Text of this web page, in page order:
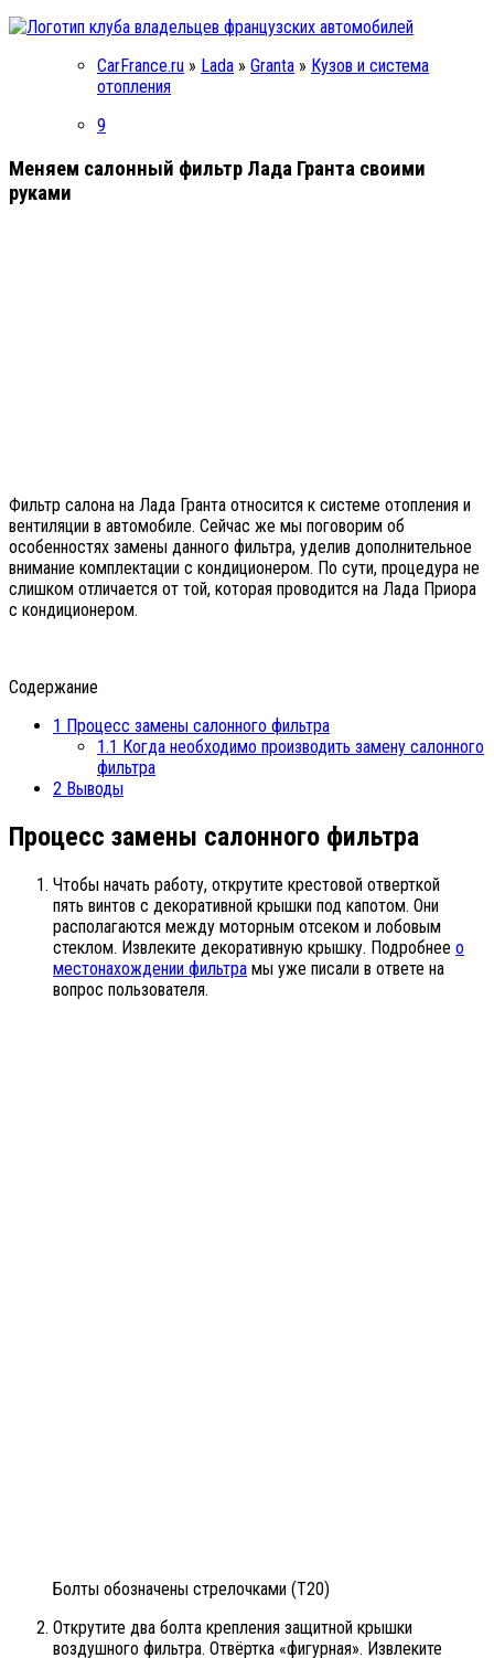
CarFrance.ru » Lada » Granta » Кузов и система
отопления
9
Меняем салонный фильтр Лада Гранта своими
руками
Фильтр салона на Лада Гранта относится к системе отопления и
вентиляции в автомобиле. Сейчас же мы поговорим об
особенностях замены данного фильтра, уделив дополнительное
внимание комплектации с кондиционером. По сути, процедура не
слишком отличается от той, которая проводится на Лада Приора
с кондиционером.
Содержание
1 Процесс замены салонного фильтра
1.1 Когда необходимо производить замену салонного
фильтра
2 Выводы
Процесс замены салонного фильтра
Чтобы начать работу, открутите крестовой отверткой
пять винтов с декоративной крышки под капотом. Они
располагаются между моторным отсеком и лобовым
стеклом. Извлеките декоративную крышку. Подробнее о
местонахождении фильтра мы уже писали в ответе на
вопрос пользователя.
Болты обозначены стрелочками (T20)
Открутите два болта крепления защитной крышки
воздушного фильтра. Отвёртка «фигурная». Извлеките